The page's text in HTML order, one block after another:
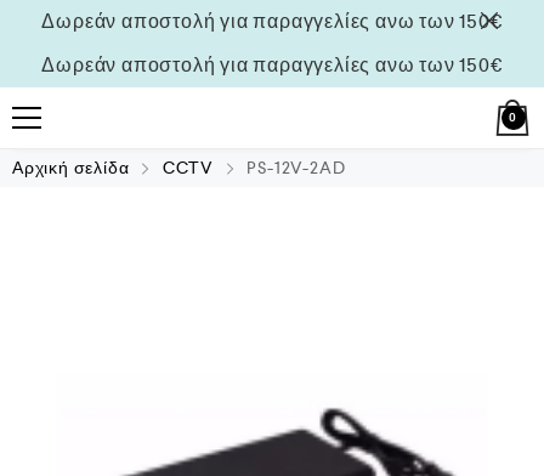
Δωρεάν αποστολή για παραγγελίες ανω των 150€
Δωρεάν αποστολή για παραγγελίες ανω των 150€
0
Αρχική σελίδα CCTV PS-12V-2AD